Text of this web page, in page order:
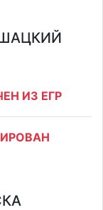
ИЗ ЕГР